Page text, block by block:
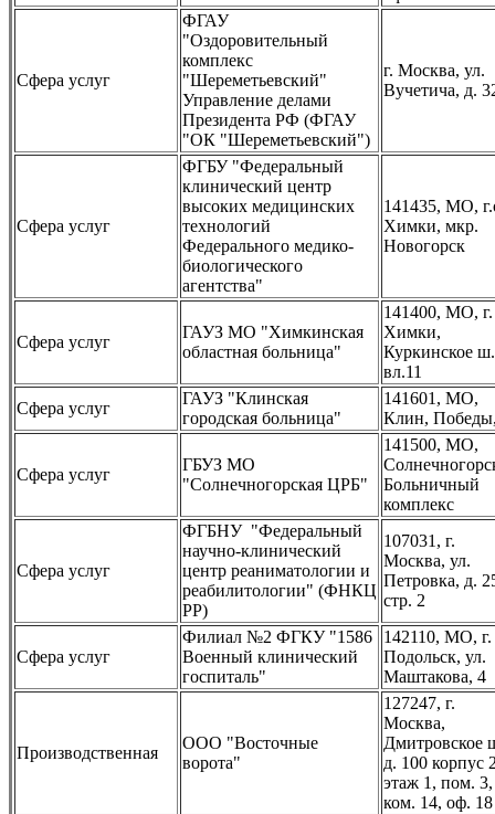
Сфера услуг
ФГАУ
"Оздоровительный
комплекс
"Шереметьевский"
Управление делами
Президента РФ (ФГАУ
"ОК "Шереметьевский")
г. Москва, ул.
Вучетича, д.
Сфера услуг
ФГБУ "Федеральный
клинический центр
высоких медицинских
технологий
Федерального медико-
биологического
агентства"
141435, МО,
Химки, мкр.
Новогорск
Сфера услуг
ГАУЗ МО "Химкинская
областная больница"
141400, МО, г.
Химки,
Куркинское
вл.11
Сфера услуг
ГАУЗ "Клинская
городская больница"
141601, МО,
Клин,
Сфера услуг
ГБУЗ МО
"Солнечногорская ЦРБ"
141500, МО,
Больничный
комплекс
Сфера услуг
ФГБНУ "Федеральный
научно-клинический
центр реаниматологии и
реабилитологии" (ФНКЦ
РР)
107031, г.
Москва, ул.
Петровка, д.
стр. 2
Сфера услуг
Филиал №2 ФГКУ "1586
Военный клинический
госпиталь"
142110, МО, г.
Подольск, ул.
Маштакова, 4
Производственная
ООО "Восточные
ворота"
127247, г.
Москва,
Дмитровское
д. 100 корпус
этаж 1, пом. 3,
ком. 14, оф. 18